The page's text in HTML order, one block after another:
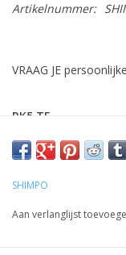
Artikelnummer:
VRAAG JE
RK5 TF
Weegt slechts 12
Inclusief 2 plastic
SHIMPO
Aan verlanglijst